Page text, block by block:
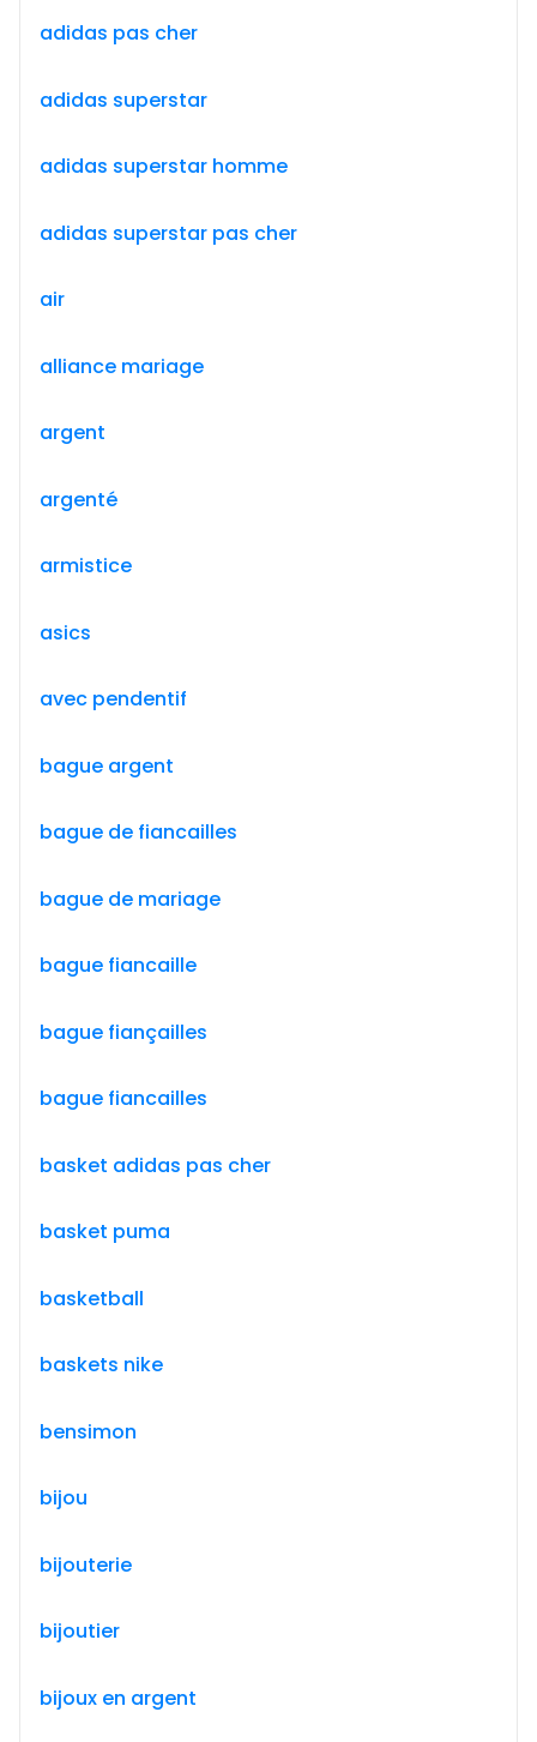
adidas pas cher
adidas superstar
adidas superstar homme
adidas superstar pas cher
air
alliance mariage
argent
argenté
armistice
asics
avec pendentif
bague argent
bague de fiancailles
bague de mariage
bague fiancaille
bague fiançailles
bague fiancailles
basket adidas pas cher
basket puma
basketball
baskets nike
bensimon
bijou
bijouterie
bijoutier
bijoux en argent